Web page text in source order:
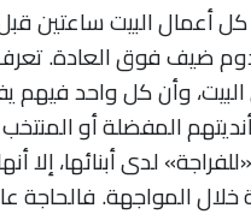
أعمال البيت ساعتين
ضيف فوق العادة. تعرف
البيت، وأن كل واحد
المفضلة أو
«للفراجة» لدى أبنائها،
خلال المواجهة. فالحاجة